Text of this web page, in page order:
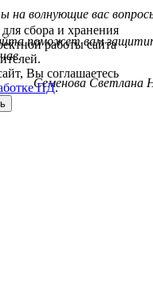
волнующие вас
поможет вам
Семенова Светлана
сбора и хранения
работы сайта
Вы соглашаетесь
ПД.